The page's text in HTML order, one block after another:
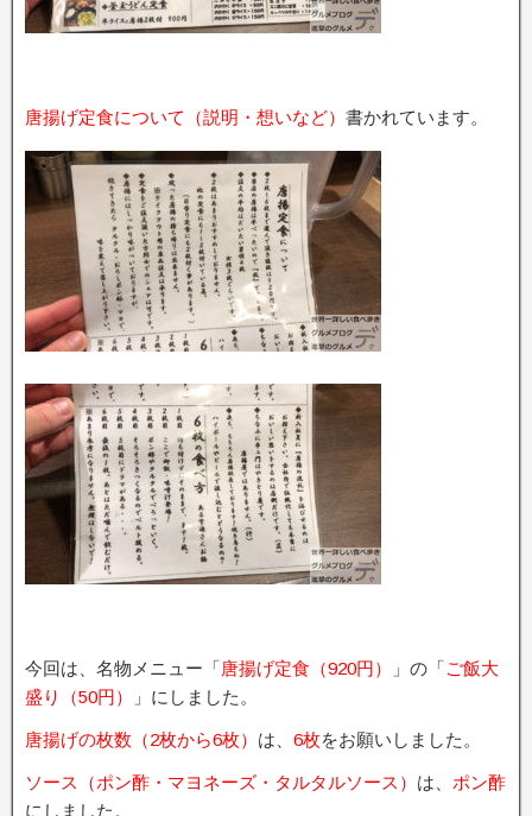
唐揚げ定食について（説明・想いなど） 書かれています。
今回は、名物メニュー「唐揚げ定食（920円） 」の「ご飯大
盛り（50円）
」にしました。
唐揚げの枚数（2枚から6枚） は、 6枚をお願いしました。
ソース（ポン酢・マヨネーズ・タルタルソース） は、 ポン酢
にしました。